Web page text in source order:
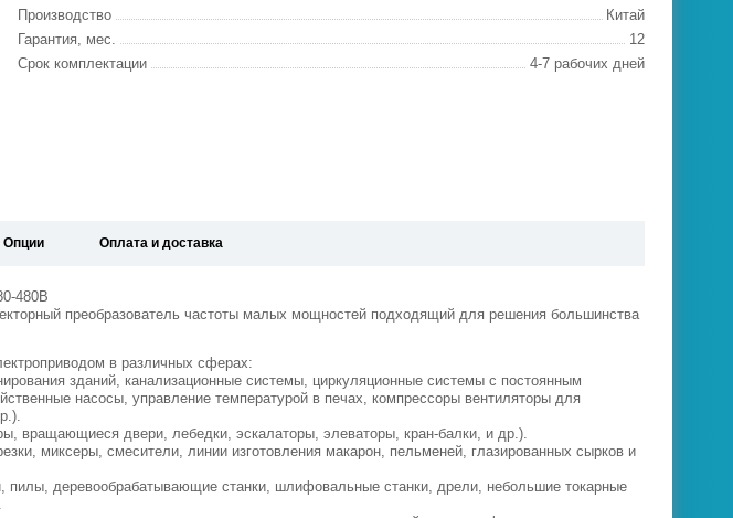
Производство
Китай
Гарантия, мес.
12
Срок комплектации
4-7 рабочих дней
Опции Оплата и доставка
480В
преобразователь частоты малых мощностей подходящий для решения большинства
в различных сферах:
зданий, канализационные системы, циркуляционные системы с постоянным
насосы, управление температурой в печах, компрессоры вентиляторы для
вращающиеся двери, лебедки, эскалаторы, элеваторы, кран-балки, и др.).
миксеры, смесители, линии изготовления макарон, пельменей, глазированных сырков и
пилы, деревообрабатывающие станки, шлифовальные станки, дрели, небольшие токарные